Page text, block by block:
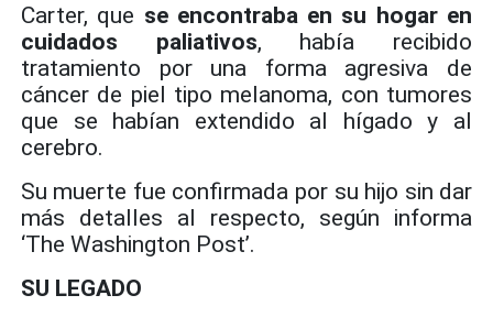
Carter, que se encontraba en su hogar en
cuidados paliativos, había recibido
tratamiento por una forma agresiva de
cáncer de piel tipo melanoma, con tumores
que se habían extendido al hígado y al
cerebro.
Su muerte fue confirmada por su hijo sin dar
más detalles al respecto, según informa
‘The Washington Post’.
SU LEGADO